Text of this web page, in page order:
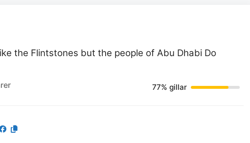
the Flintstones but the people of Abu Dhabi Do
77% gillar